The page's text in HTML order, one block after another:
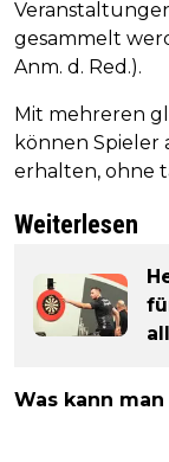
gesammelt
Anm. d. Red.).
Mit mehreren
können Spieler
erhalten, ohne
Weiterlesen
Was kann